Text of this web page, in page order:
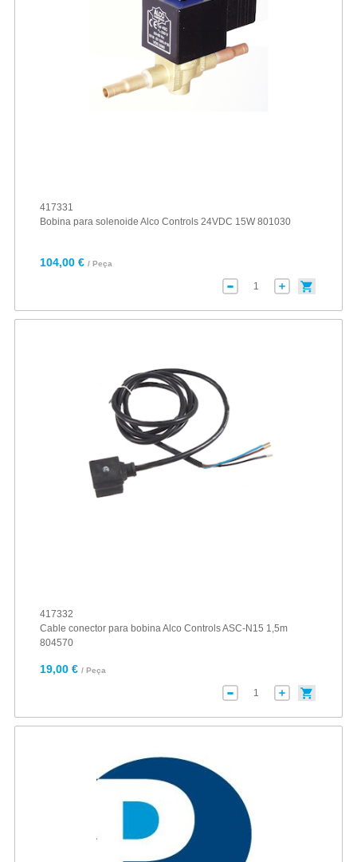
417331
Bobina para solenoide Alco Controls 24VDC 15W 801030
104,00 € / Peça
417332
Cable conector para bobina Alco Controls ASC-N15 1,5m
804570
19,00 € / Peça